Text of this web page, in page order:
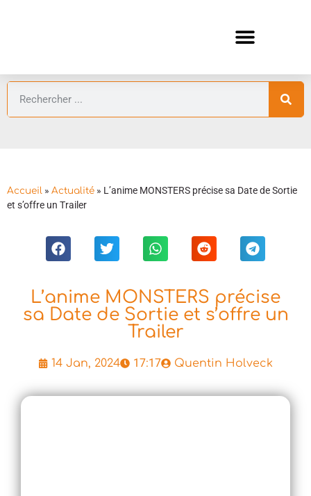
Accueil » Actualité » L’anime MONSTERS précise sa Date de Sortie
et s’offre un Trailer
L’anime MONSTERS précise
sa Date de Sortie et s’offre un
Trailer
14 Jan, 2024 17:17 Quentin Holveck